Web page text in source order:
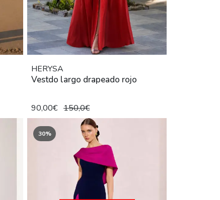
HERYSA
Vestdo largo drapeado rojo
90,00€ 150,0€
30%